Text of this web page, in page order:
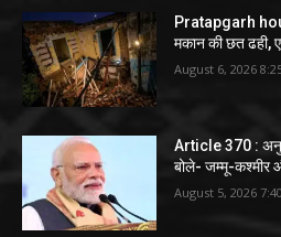
Pratapgarh
मकान की छत ढही,
August 6, 2026
Article 370 :
बोले- जम्मू-कश्मीर
August 5, 2026